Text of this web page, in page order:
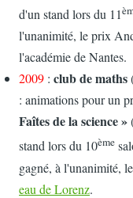
d'un stand lors du 11
l'unanimité, le prix
l'académie de Nantes.
2009 : club de maths
: animations pour un
Faîtes de la science »
stand lors du 10ème
gagné, à l'unanimité, le
eau de Lorenz.